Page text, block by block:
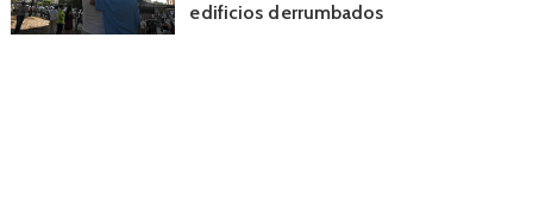
edificios derrumbados